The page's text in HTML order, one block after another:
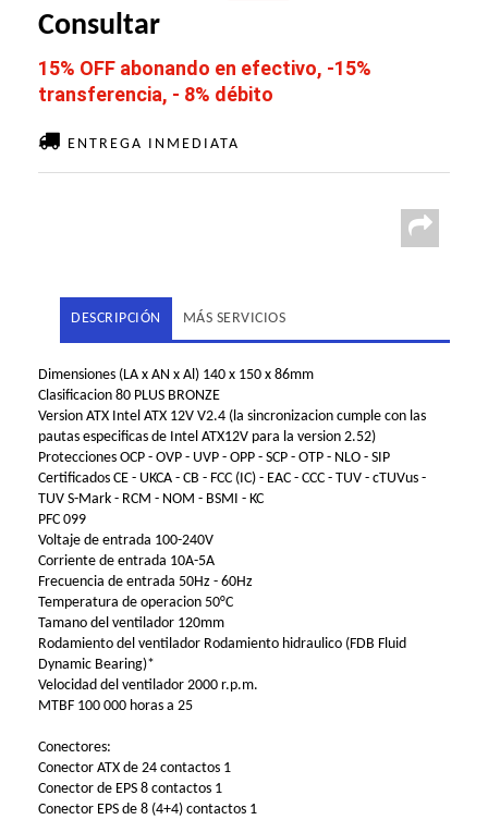
Consultar
15% OFF abonando en efectivo, -15%
transferencia, - 8% débito
ENTREGA INMEDIATA
DESCRIPCIÓN MÁS SERVICIOS
Dimensiones (LA x AN x Al) 140 x 150 x 86mm
Clasificacion 80 PLUS BRONZE
Version ATX Intel ATX 12V V2.4 (la sincronizacion cumple con las
pautas especificas de Intel ATX12V para la version 2.52)
Protecciones OCP - OVP - UVP - OPP - SCP - OTP - NLO - SIP
Certificados CE - UKCA - CB - FCC (IC) - EAC - CCC - TUV - cTUVus -
TUV S-Mark - RCM - NOM - BSMI - KC
PFC 099
Voltaje de entrada 100-240V
Corriente de entrada 10A-5A
Frecuencia de entrada 50Hz - 60Hz
Temperatura de operacion 50°C
Tamano del ventilador 120mm
Rodamiento del ventilador Rodamiento hidraulico (FDB Fluid
Dynamic Bearing)*
Velocidad del ventilador 2000 r.p.m.
MTBF 100 000 horas a 25
Conectores:
Conector ATX de 24 contactos 1
Conector de EPS 8 contactos 1
Conector EPS de 8 (4+4) contactos 1